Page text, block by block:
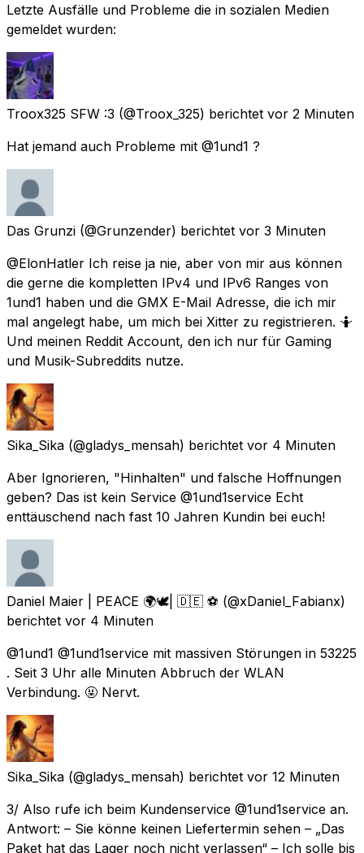
Letzte Ausfälle und Probleme die in sozialen Medien
gemeldet wurden:
Troox325 SFW :3 (@Troox_325) berichtet vor 2 Minuten
Hat jemand auch Probleme mit @1und1 ?
Das Grunzi (@Grunzender) berichtet vor 3 Minuten
@ElonHatler Ich reise ja nie, aber von mir aus können
die gerne die kompletten IPv4 und IPv6 Ranges von
1und1 haben und die GMX E-Mail Adresse, die ich mir
mal angelegt habe, um mich bei Xitter zu registrieren. 🤷
Und meinen Reddit Account, den ich nur für Gaming
und Musik-Subreddits nutze.
Sika_Sika (@gladys_mensah) berichtet vor 4 Minuten
Aber Ignorieren, "Hinhalten" und falsche Hoffnungen
geben? Das ist kein Service @1und1service Echt
enttäuschend nach fast 10 Jahren Kundin bei euch!
Daniel Maier | PEACE 🌍🕊| 🇩🇪 ⚽️ (@xDaniel_Fabianx)
berichtet vor 4 Minuten
@1und1 @1und1service mit massiven Störungen in 53225
. Seit 3 Uhr alle Minuten Abbruch der WLAN
Verbindung. 🤬 Nervt.
Sika_Sika (@gladys_mensah) berichtet vor 12 Minuten
3/ Also rufe ich beim Kundenservice @1und1service an.
Antwort: – Sie könne keinen Liefertermin sehen – „Das
Paket hat das Lager noch nicht verlassen“ – Ich solle bis